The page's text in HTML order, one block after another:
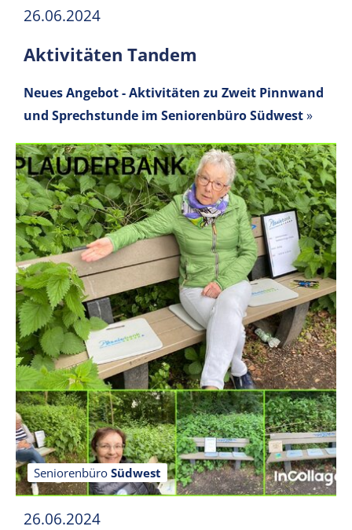
26.06.2024
Aktivitäten Tandem
Neues Angebot - Aktivitäten zu Zweit Pinnwand
und Sprechstunde im Seniorenbüro Südwest»
Seniorenbüro Südwest
26.06.2024